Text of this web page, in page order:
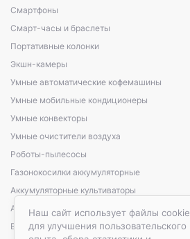
Наш сайт использует файлы cookie
для улучшения пользовательского
Смартфоны
Смарт-часы и браслеты
Портативные колонки
Экшн-камеры
Умные автоматические кофемашины
Умные мобильные кондиционеры
Умные конвекторы
Умные очистители воздуха
Роботы-пылесосы
Газонокосилки аккумуляторные
Аккумуляторные культиваторы
Аккумуляторные кусторезы, сучкорезы
Варочные панели электрические